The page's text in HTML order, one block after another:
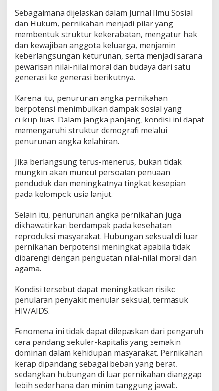
Sebagaimana dijelaskan dalam Jurnal Ilmu Sosial
dan Hukum, pernikahan menjadi pilar yang
membentuk struktur kekerabatan, mengatur hak
dan kewajiban anggota keluarga, menjamin
keberlangsungan keturunan, serta menjadi sarana
pewarisan nilai-nilai moral dan budaya dari satu
generasi ke generasi berikutnya.
Karena itu, penurunan angka pernikahan
berpotensi menimbulkan dampak sosial yang
cukup luas. Dalam jangka panjang, kondisi ini dapat
memengaruhi struktur demografi melalui
penurunan angka kelahiran.
Jika berlangsung terus-menerus, bukan tidak
mungkin akan muncul persoalan penuaan
penduduk dan meningkatnya tingkat kesepian
pada kelompok usia lanjut.
Selain itu, penurunan angka pernikahan juga
dikhawatirkan berdampak pada kesehatan
reproduksi masyarakat. Hubungan seksual di luar
pernikahan berpotensi meningkat apabila tidak
dibarengi dengan penguatan nilai-nilai moral dan
agama.
Kondisi tersebut dapat meningkatkan risiko
penularan penyakit menular seksual, termasuk
HIV/AIDS.
Fenomena ini tidak dapat dilepaskan dari pengaruh
cara pandang sekuler-kapitalis yang semakin
dominan dalam kehidupan masyarakat. Pernikahan
kerap dipandang sebagai beban yang berat,
sedangkan hubungan di luar pernikahan dianggap
lebih sederhana dan minim tanggung jawab.